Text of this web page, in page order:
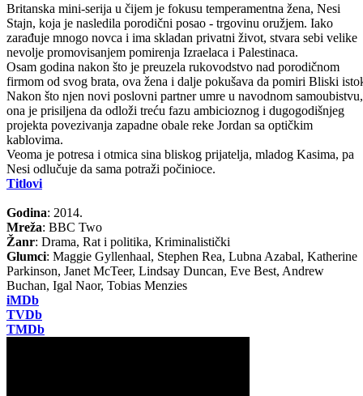
Britanska mini-serija u čijem je fokusu temperamentna žena, Nesi
Stajn, koja je nasledila porodični posao - trgovinu oružjem. Iako
zarađuje mnogo novca i ima skladan privatni život, stvara sebi velike
nevolje promovisanjem pomirenja Izraelaca i Palestinaca.
Osam godina nakon što je preuzela rukovodstvo nad porodičnom
firmom od svog brata, ova žena i dalje pokušava da pomiri Bliski
Nakon što njen novi poslovni partner umre u navodnom samoubistvu,
ona je prisiljena da odloži treću fazu ambicioznog i dugogodišnjeg
projekta povezivanja zapadne obale reke Jordan sa optičkim
kablovima.
Veoma je potresa i otmica sina bliskog prijatelja, mladog Kasima, pa
Nesi odlučuje da sama potraži počinioce.
Titlovi
Godina: 2014.
Mreža: BBC Two
Žanr: Drama, Rat i politika, Kriminalistički
Glumci: Maggie Gyllenhaal, Stephen Rea, Lubna Azabal, Katherine
Parkinson, Janet McTeer, Lindsay Duncan, Eve Best, Andrew
Buchan, Igal Naor, Tobias Menzies
iMDb
TVDb
TMDb